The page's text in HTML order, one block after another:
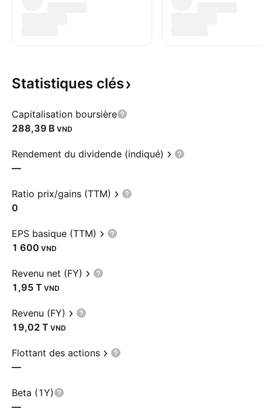
Statistiques clés
Capitalisation boursière
‪288,39 B‬ VND
Rendement du dividende (indiqué)
—
Ratio prix/gains (TTM)
0
EPS basique (TTM)
1 600 VND
Revenu net (FY)
‪1,95 T‬ VND
Revenu (FY)
‪19,02 T‬ VND
Flottant des actions
—
Beta (1Y)
—